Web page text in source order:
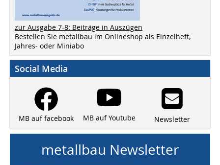
zur Ausgabe 7-8: Beiträge in Auszügen
Bestellen Sie metallbau im Onlineshop als Einzelheft,
Jahres- oder Miniabo
Social Media
MB auf facebook MB auf Youtube Newsletter
metallbau Newsletter